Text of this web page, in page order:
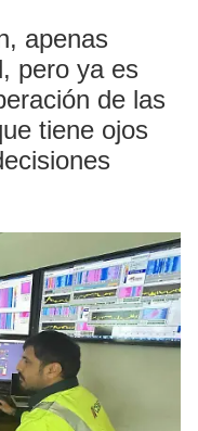
apenas
pero ya es
de las
tiene ojos